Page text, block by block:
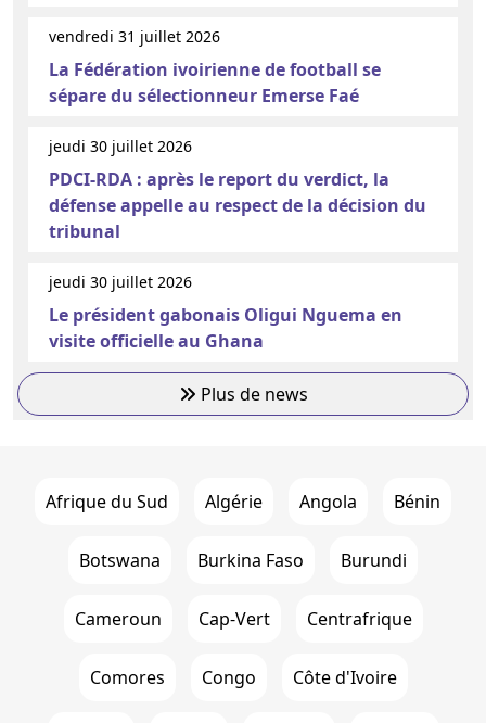
vendredi 31 juillet 2026
La Fédération ivoirienne de football se
sépare du sélectionneur Emerse Faé
jeudi 30 juillet 2026
PDCI-RDA : après le report du verdict, la
défense appelle au respect de la décision du
tribunal
jeudi 30 juillet 2026
Le président gabonais Oligui Nguema en
visite officielle au Ghana
Plus de news
Afrique du Sud Algérie Angola Bénin
Botswana Burkina Faso Burundi
Cameroun Cap-Vert Centrafrique
Comores Congo Côte d'Ivoire